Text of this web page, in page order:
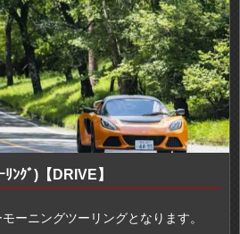
ﾝｸﾞ)【DRIVE】
ーニングツーリングとなります。